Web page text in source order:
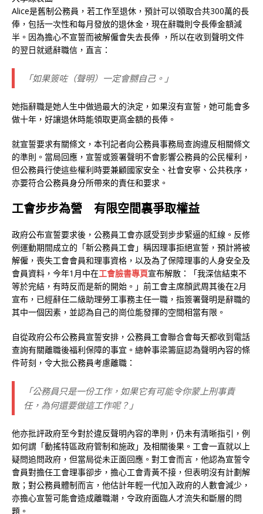
Alice是舊制公務員，若工作至退休，預計可以領取合共300萬的長
俸，包括一次性和每月發放的退休金，現在辭職則令長俸金額減
半。因為擔心不宣誓而被解僱會失去長俸 ，所以在收到聲明文件
的翌日就遞辭職信，直言：
「如果簽咗（聲明）一定會嬲自己。」
她指辭職是她人生中做過最大的決定，如果沒有宣誓，她可能會多
做十年，好讓退休時能領取更高金額的長俸。
就宣誓要求有關條文，本刊記者向公務員事務局查詢違反相關條文
的準則。當局回應，宣誓或簽署聲明不會影響公務員的公民權利，
但公務員行使這些權利時要兼顧國家安全、社會安寧、公共秩序，
亦要符合公務員身分所帶來的責任和要求。
工會步步為營 有限空間裏爭取權益
政府公布宣誓要求後，公務員工會亦感受到步步緊逼的紅線。反修
例運動期間成立的「新公務員工會」稱因理事拒絕宣誓，預計將被
解僱，喪失工會會員和理事資格，以及為了保障理事的人身安全及
會員資料，今年1月中在工會臉書專頁宣布解散：「我深信結束不
等於完結，有時反而是新的開始。」前工會主席顏武周其後在2月
宣布，已經辭任二級助理勞工事務主任一職，指簽署聲明是辭職的
其中一個因素，並認為自己的崗位能發揮的空間相當有限。
自從政府公布公務員宣誓安排，公務員工會聯合會每天都收到電話
查詢有關離職後福利保障的事宜。總幹事梁籌庭認為聲明內容的條
件苛刻，令大批公務員考慮離職：
「公務員只是一份工作，如果它有可能令你蒙上刑事責
任，為何還要做這工作呢？」
他亦批評政府至今對於違反聲明內容的準則，仍未有清晰指引，例
如何謂「動搖特區政府管制和施政」及相關後果。工會一直就以上
疑問追問政府，但當局從未正面回應。對工會而言，他認為宣誓令
會員對擔任工會理事卻步，擔心工會青黃不接，但表明沒有計劃解
散；對公務員體制而言，他估計年輕一代加入政府的人數會減少，
亦擔心宣誓可能會造成離職潮，令政府面臨人才流失和斷層的問
題。